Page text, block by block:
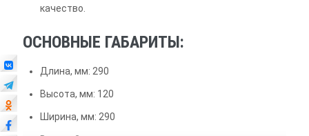
качество.
ОСНОВНЫЕ ГАБАРИТЫ:
Длина, мм: 290
Высота, мм: 120
Ширина, мм: 290